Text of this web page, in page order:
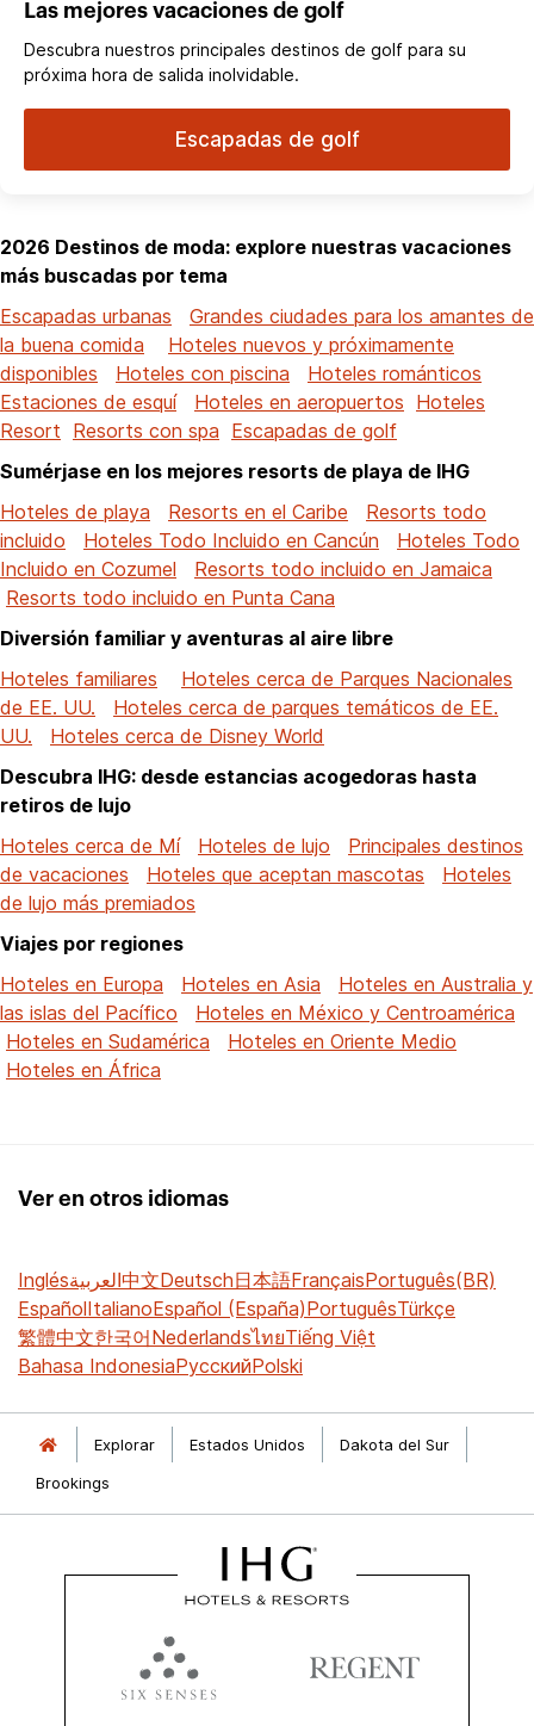
Las mejores vacaciones de golf
Descubra nuestros principales destinos de golf para su
próxima hora de salida inolvidable.
Escapadas de golf
2026 Destinos de moda: explore nuestras vacaciones
más buscadas por tema
Escapadas urbanas
Grandes ciudades para los amantes de
la buena comida
Hoteles nuevos y próximamente
disponibles
Hoteles con piscina
Hoteles románticos
Estaciones de esquí
Hoteles en aeropuertos Hoteles
Resort Resorts con spa Escapadas de golf
Sumérjase en los mejores resorts de playa de IHG
Hoteles de playa
Resorts en el Caribe
Resorts todo
incluido
Hoteles Todo Incluido en Cancún
Hoteles Todo
Incluido en Cozumel
Resorts todo incluido en Jamaica
Resorts todo incluido en Punta Cana
Diversión familiar y aventuras al aire libre
Hoteles familiares
Hoteles cerca de Parques Nacionales
de EE. UU.
Hoteles cerca de parques temáticos de EE.
UU.
Hoteles cerca de Disney World
Descubra IHG: desde estancias acogedoras hasta
retiros de lujo
Hoteles cerca de Mí
Hoteles de lujo
Principales destinos
de vacaciones
Hoteles que aceptan mascotas
Hoteles
de lujo más premiados
Viajes por regiones
Hoteles en Europa
Hoteles en Asia
Hoteles en Australia y
las islas del Pacífico
Hoteles en México y Centroamérica
Hoteles en Sudamérica
Hoteles en Oriente Medio
Hoteles en África
Ver en otros idiomas
Inglésالعربية中文Deutsch日本語FrançaisPortuguês(BR)
EspañolItalianoEspañol (España)PortuguêsTürkçe
繁體中文한국어NederlandsไทยTiếng Việt
Bahasa IndonesiaРусскийPolski
Explorar Estados Unidos
Dakota del Sur
Brookings